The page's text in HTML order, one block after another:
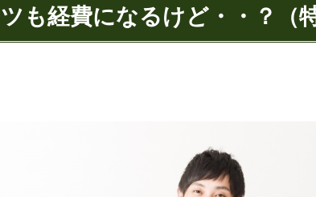
も経費になるけど・・？（